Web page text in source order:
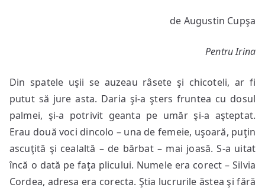
o
se-
de Augustin Cupşa
Pentru Irina
Din spatele uşii se auzeau râsete şi chicoteli, ar fi
putut să jure asta. Daria şi-a şters fruntea cu dosul
palmei, şi-a potrivit geanta pe umăr şi-a aşteptat.
Erau două voci dincolo – una de femeie, uşoară, puţin
ascuţită şi cealaltă – de bărbat – mai joasă. S-a uitat
încă o dată pe faţa plicului. Numele era corect – Silvia
Cordea, adresa era corecta. Ştia lucrurile ăstea şi fără